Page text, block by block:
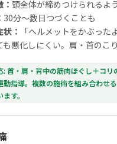
頭全体が締めつけられるよ
30分〜数日つづくことも
：
「ヘルメットをかぶった
も悪化しにくい。肩・首のこ
: 首・肩・背中の筋肉ほぐし＋コリ
動指導。複数の施術を組み合わせ
す。